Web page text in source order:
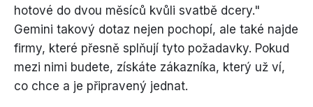
hotové do dvou měsíců kvůli svatbě dcery."
Gemini takový dotaz nejen pochopí, ale také najde
firmy, které přesně splňují tyto požadavky. Pokud
mezi nimi budete, získáte zákazníka, který už ví,
co chce a je připravený jednat.